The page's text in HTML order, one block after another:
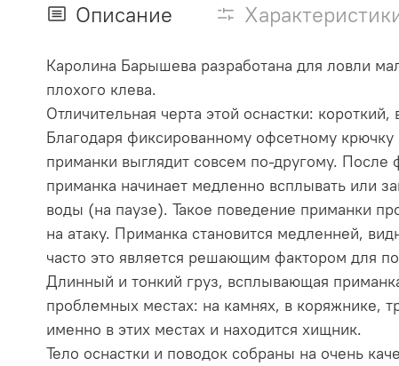
Описание
Каролина Барышева разработана для ловли
плохого клева.
Отличительная черта этой оснастки:
Благодаря фиксированному офсетному крючку
приманки выглядит совсем по-другому. После
приманка начинает медленно всплывать или
воды (на паузе). Такое поведение приманки
на атаку. Приманка становится медленней,
часто это является решающим фактором для
Длинный и тонкий груз, всплывающая
проблемных местах: на камнях, в коряжнике,
именно в этих местах и находится хищник.
Тело оснастки и поводок собраны на очень